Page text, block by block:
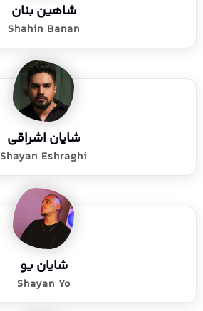
شاهین بنان
Shahin Banan
شایان اشراقی
Shayan Eshraghi
شایان یو
Shayan Yo